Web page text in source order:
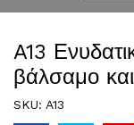
A13
βάλσαμο
SKU: A13